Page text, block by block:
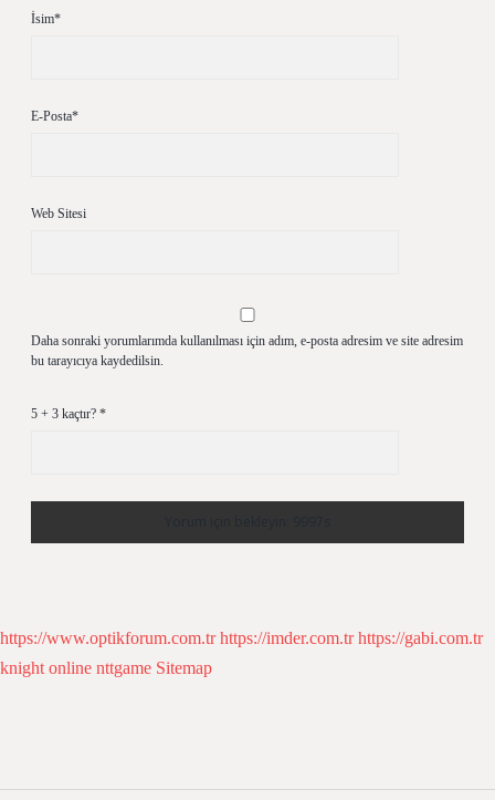
İsim*
E-Posta*
Web Sitesi
Daha sonraki yorumlarımda kullanılması için adım, e-posta adresim ve site adresim
bu tarayıcıya kaydedilsin.
5 + 3 kaçtır? *
https://www.optikforum.com.tr https://imder.com.tr https://gabi.com.tr
knight online nttgame Sitemap